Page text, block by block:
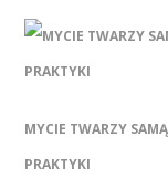
MYCIE TWARZY
PRAKTYKI